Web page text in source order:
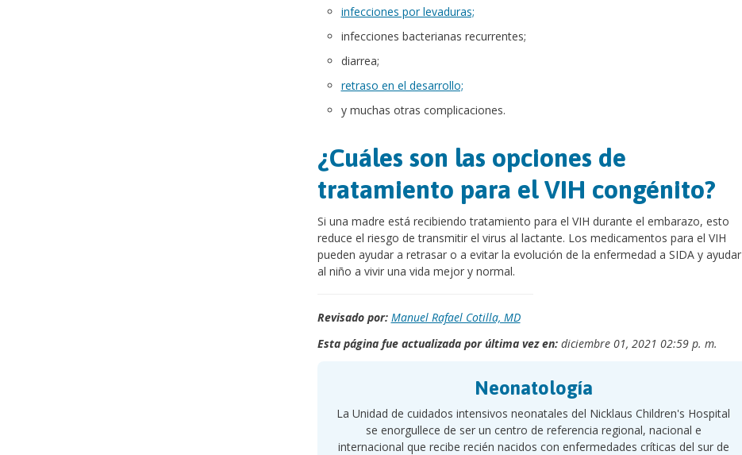
infecciones por levaduras;
infecciones bacterianas recurrentes;
diarrea;
retraso en el desarrollo;
y muchas otras complicaciones.
¿Cuáles son las opciones de
tratamiento para el VIH congénito?
Si una madre está recibiendo tratamiento para el VIH durante el embarazo, esto
reduce el riesgo de transmitir el virus al lactante. Los medicamentos para el VIH
pueden ayudar a retrasar o a evitar la evolución de la enfermedad a SIDA y ayudar
al niño a vivir una vida mejor y normal.
Revisado por: Manuel Rafael Cotilla, MD
Esta página fue actualizada por última vez en:diciembre 01, 2021 02:59 p. m.
Neonatología
La Unidad de cuidados intensivos neonatales del Nicklaus Children's Hospital
se enorgullece de ser un centro de referencia regional, nacional e
internacional que recibe recién nacidos con enfermedades críticas del sur de